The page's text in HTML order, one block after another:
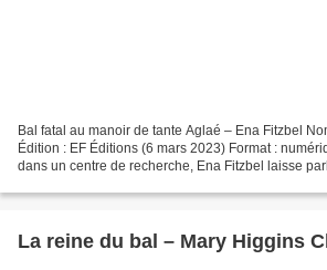
Bal fatal au manoir de tante Aglaé – Ena Fitzbel
Édition : EF Éditions (6 mars 2023) Format :
dans un centre de recherche, Ena Fitzbel laisse
La reine du bal – Mary Higgins